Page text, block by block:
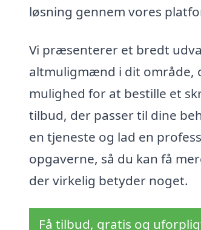
løsning gennem vores
Vi præsenterer et bredt
altmuligmænd i dit område,
mulighed for at bestille et
tilbud, der passer til dine
en tjeneste og lad en
opgaverne, så du kan få
der virkelig betyder noget.
Få tilbud, gratis og